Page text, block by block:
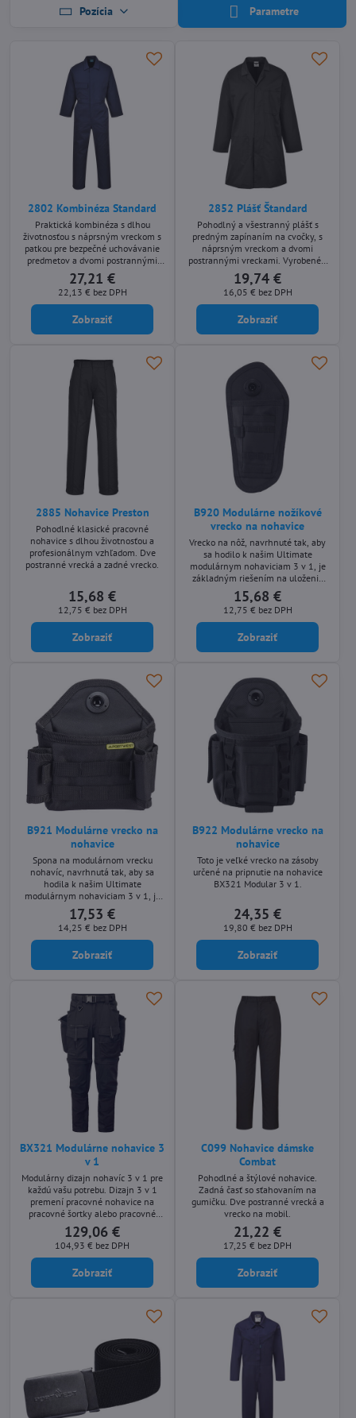
Pozícia Parametre
2802 Kombinéza Standard
Praktická kombinéza s dlhou
životnosťou s náprsným vreckom s
patkou pre bezpečné uchovávanie
predmetov a dvomi postrannými
vreckami. Pohodlie, praktickosť a
odolnosť sú zaručené.
27,21 €
22,13 € bez DPH
Zobraziť
2852 Plášť Štandard
Pohodlný a všestranný plášť s
predným zapínaním na cvočky, s
náprsným vreckom a dvomi
postrannými vreckami. Vyrobené z
našej odolnej polybavlny
Kingsmill.
19,74 €
16,05 € bez DPH
Zobraziť
2885 Nohavice Preston
Pohodlné klasické pracovné
nohavice s dlhou životnosťou a
profesionálnym vzhľadom. Dve
postranné vrecká a zadné vrecko.
15,68 €
12,75 € bez DPH
Zobraziť
B920 Modulárne nožíkové
vrecko na nohavice
Vrecko na nôž, navrhnuté tak, aby
sa hodilo k našim Ultimate
modulárnym nohaviciam 3 v 1, je
základným riešením na uloženie
náradia.
15,68 €
12,75 € bez DPH
Zobraziť
B921 Modulárne vrecko na
nohavice
Spona na modulárnom vrecku
nohavíc, navrhnutá tak, aby sa
hodila k našim Ultimate
modulárnym nohaviciam 3 v 1, je
základným úložným riešením.
17,53 €
14,25 € bez DPH
Zobraziť
B922 Modulárne vrecko na
nohavice
Toto je veľké vrecko na zásoby
určené na pripnutie na nohavice
BX321 Modular 3 v 1.
24,35 €
19,80 € bez DPH
Zobraziť
BX321 Modulárne nohavice 3
v 1
Modulárny dizajn nohavíc 3 v 1 pre
každú vašu potrebu. Dizajn 3 v 1
premení pracovné nohavice na
pracovné šortky alebo pracovné
nohavice EN20471 triedy 1. Máte
všetko, čo potrebujete. Vrecká s
magnetickými chlopňami, aby
neprekážali, Vrecká na chrániče
kolien, Veľké vstavané bočné
vrecká na veľké náradie, spreje
šortiek udržali v bezpečí. Vstavaný
129,06 €
104,93 € bez DPH
Zobraziť
C099 Nohavice dámske
Combat
Pohodlné a štýlové nohavice.
Zadná časť so sťahovaním na
gumičku. Dve postranné vrecká a
vrecko na mobil.
21,22 €
17,25 € bez DPH
Zobraziť